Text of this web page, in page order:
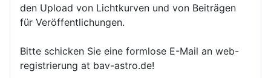
den Upload von Lichtkurven und von Beiträgen
für Veröffentlichungen.
Bitte schicken Sie eine formlose E-Mail an web-
registrierung at bav-astro.de!